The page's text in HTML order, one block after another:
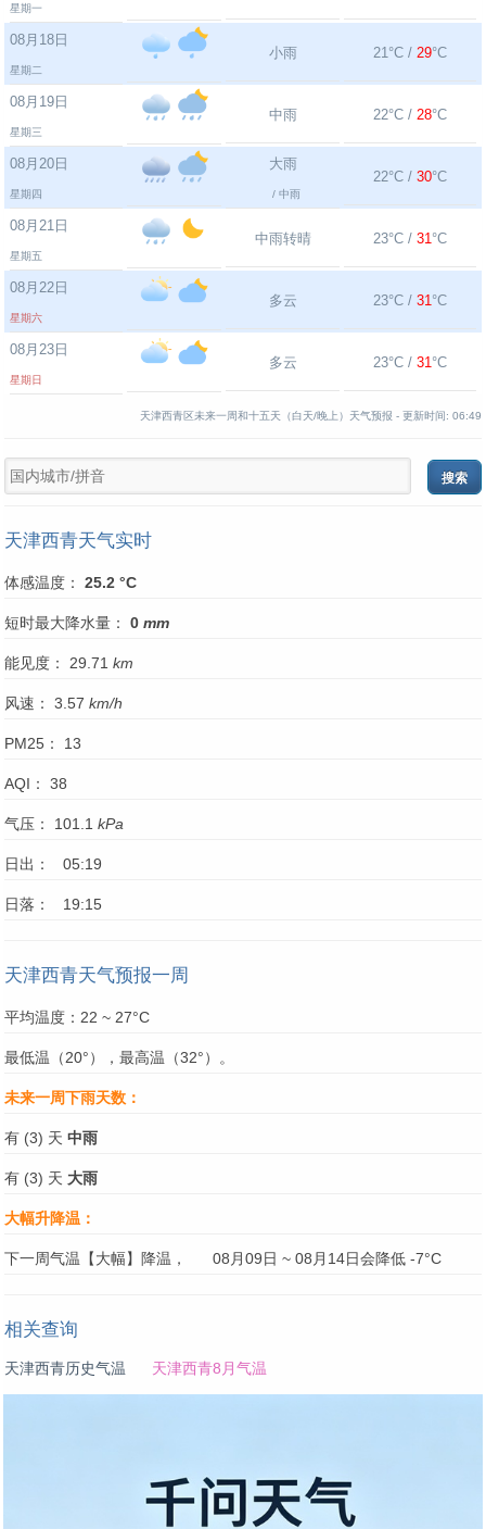
星期一
08月18日
星期二
小雨 21°C / 29°C
08月19日
星期三
中雨 22°C / 28°C
08月20日
星期四
大雨
/ 中雨
22°C / 30°C
08月21日
星期五
中雨转晴 23°C / 31°C
08月22日
星期六
多云 23°C / 31°C
08月23日
星期日
多云 23°C / 31°C
天津西青区未来一周和十五天（白天/晚上）天气预报 - 更新时间: 06:49
天津西青天气实时
体感温度： 25.2 °C
短时最大降水量： 0 mm
能见度： 29.71 km
风速： 3.57 km/h
PM25： 13
AQI： 38
气压： 101.1 kPa
日出： 05:19
日落： 19:15
天津西青天气预报一周
平均温度：22 ~ 27°C
最低温（20°），最高温（32°）。
未来一周下雨天数：
有 (3) 天 中雨
有 (3) 天 大雨
大幅升降温：
下一周气温【大幅】降温， 08月09日 ~ 08月14日会降低 -7°C
相关查询
天津西青历史气温 天津西青8月气温